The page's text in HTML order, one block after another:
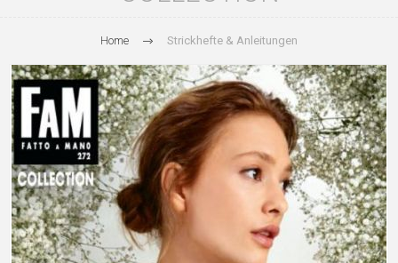
Home Strickhefte & Anleitungen